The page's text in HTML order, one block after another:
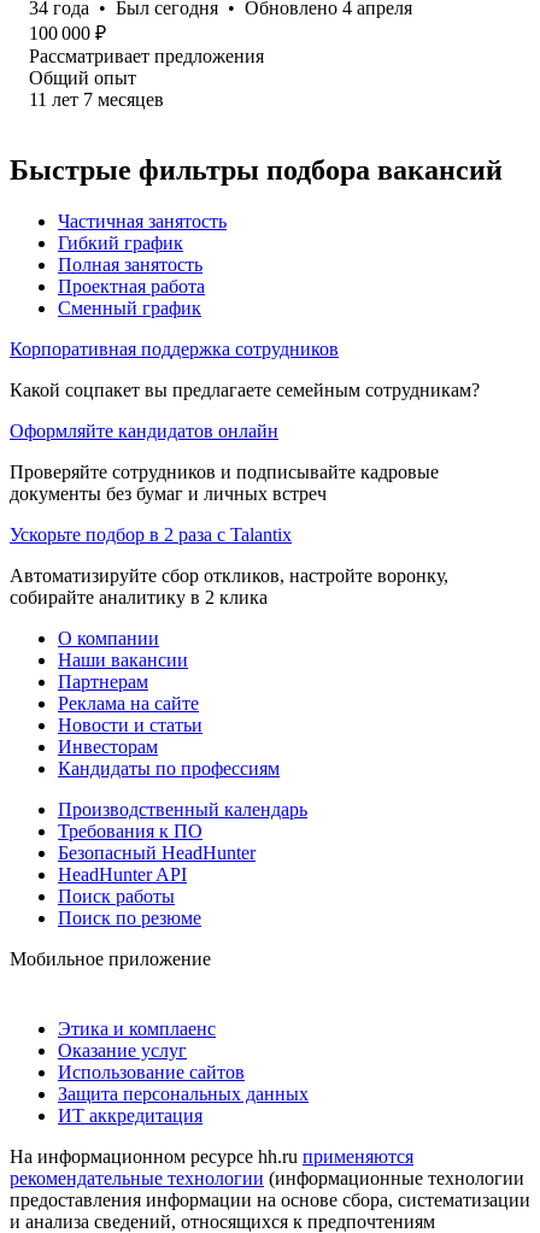
34 года • Был сегодня • Обновлено 4 апреля
100 000 ₽
Рассматривает предложения
Общий опыт
11 лет 7 месяцев
Быстрые фильтры подбора вакансий
Частичная занятость
Гибкий график
Полная занятость
Проектная работа
Сменный график
Корпоративная поддержка сотрудников
Какой соцпакет вы предлагаете семейным сотрудникам?
Оформляйте кандидатов онлайн
Проверяйте сотрудников и подписывайте кадровые
документы без бумаг и личных встреч
Ускорьте подбор в 2 раза с Talantix
Автоматизируйте сбор откликов, настройте воронку,
собирайте аналитику в 2 клика
О компании
Наши вакансии
Партнерам
Реклама на сайте
Новости и статьи
Инвесторам
Кандидаты по профессиям
Производственный календарь
Требования к ПО
Безопасный HeadHunter
HeadHunter API
Поиск работы
Поиск по резюме
Мобильное приложение
Этика и комплаенс
Оказание услуг
Использование сайтов
Защита персональных данных
ИТ аккредитация
На информационном ресурсе hh.ru применяются
рекомендательные технологии (информационные технологии
предоставления информации на основе сбора, систематизации
и анализа сведений, относящихся к предпочтениям